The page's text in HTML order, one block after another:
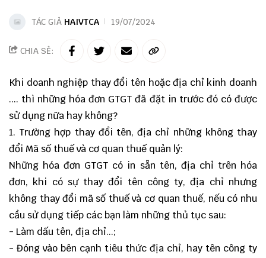
TÁC GIẢ HAIVTCA 19/07/2024
CHIA SẺ:
Khi doanh nghiệp thay đổi tên hoặc địa chỉ kinh doanh
.... thì những hóa đơn GTGT đã đặt in trước đó có được
sử dụng nữa hay không?
1. Trường hợp thay đổi tên, địa chỉ những không thay
đổi Mã số thuế và cơ quan thuế quản lý:
Những hóa đơn GTGT có in sẵn tên, địa chỉ trên hóa
đơn, khi có sự thay đổi tên công ty, địa chỉ nhưng
không thay đổi mã số thuế và cơ quan thuế, nếu có nhu
cầu sử dụng tiếp các bạn làm những thủ tục sau:
- Làm dấu tên, địa chỉ...;
- Đóng vào bên cạnh tiêu thức địa chỉ, hay tên công ty